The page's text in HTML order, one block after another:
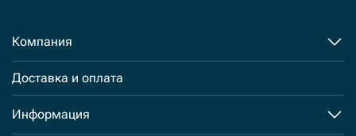
Компания
Доставка и оплата
Информация